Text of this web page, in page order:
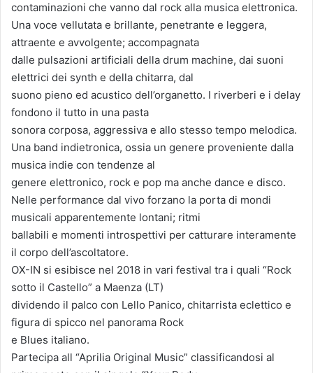
contaminazioni che vanno dal rock alla musica elettronica.
Una voce vellutata e brillante, penetrante e leggera,
attraente e avvolgente; accompagnata
dalle pulsazioni artificiali della drum machine, dai suoni
elettrici dei synth e della chitarra, dal
suono pieno ed acustico dell’organetto. I riverberi e i delay
fondono il tutto in una pasta
sonora corposa, aggressiva e allo stesso tempo melodica.
Una band indietronica, ossia un genere proveniente dalla
musica indie con tendenze al
genere elettronico, rock e pop ma anche dance e disco.
Nelle performance dal vivo forzano la porta di mondi
musicali apparentemente lontani; ritmi
ballabili e momenti introspettivi per catturare interamente
il corpo dell’ascoltatore.
OX-IN si esibisce nel 2018 in vari festival tra i quali “Rock
sotto il Castello” a Maenza (LT)
dividendo il palco con Lello Panico, chitarrista eclettico e
figura di spicco nel panorama Rock
e Blues italiano.
Partecipa all “Aprilia Original Music” classificandosi al